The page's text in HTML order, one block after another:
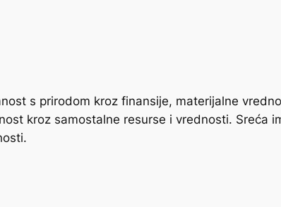
s prirodom kroz finansije, materijalne
kroz samostalne resurse i vrednosti. Sreća